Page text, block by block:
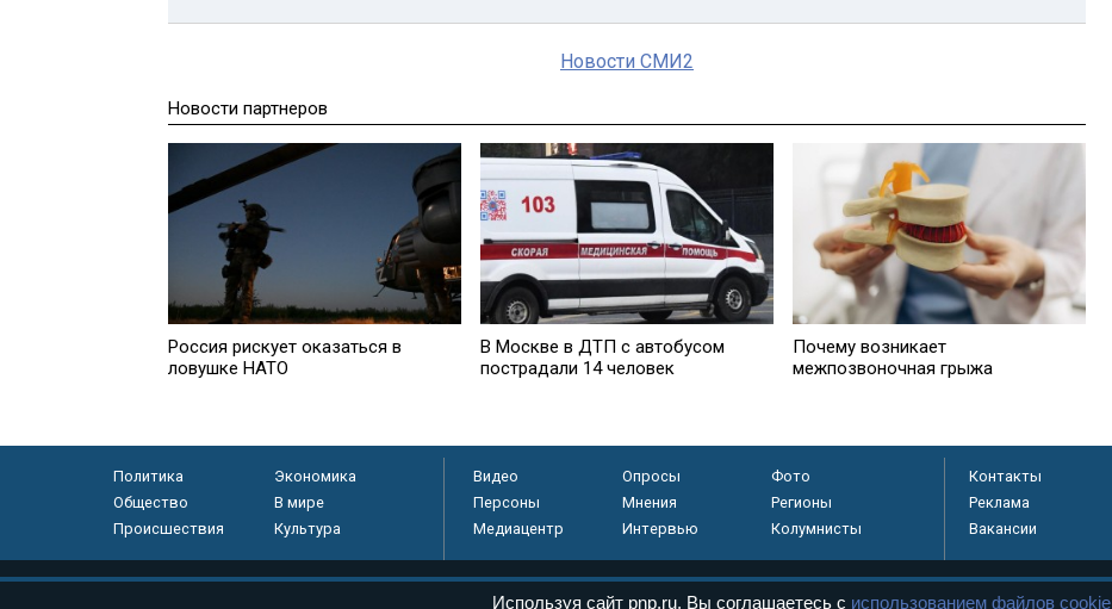
Новости СМИ2
Новости партнеров
Россия рискует оказаться в
ловушке НАТО
В Москве в ДТП с автобусом
пострадали 14 человек
Почему возникает
межпозвоночная грыжа
Политика
Экономика
Общество
В мире
Происшествия
Культура
Видео Опросы
Фото
Персоны
Мнения
Регионы
Медиацентр
Интервью Колумнисты
Контакты
Реклама
Вакансии
Используя сайт pnp.ru, Вы соглашаетесь с использованием файлов cookie